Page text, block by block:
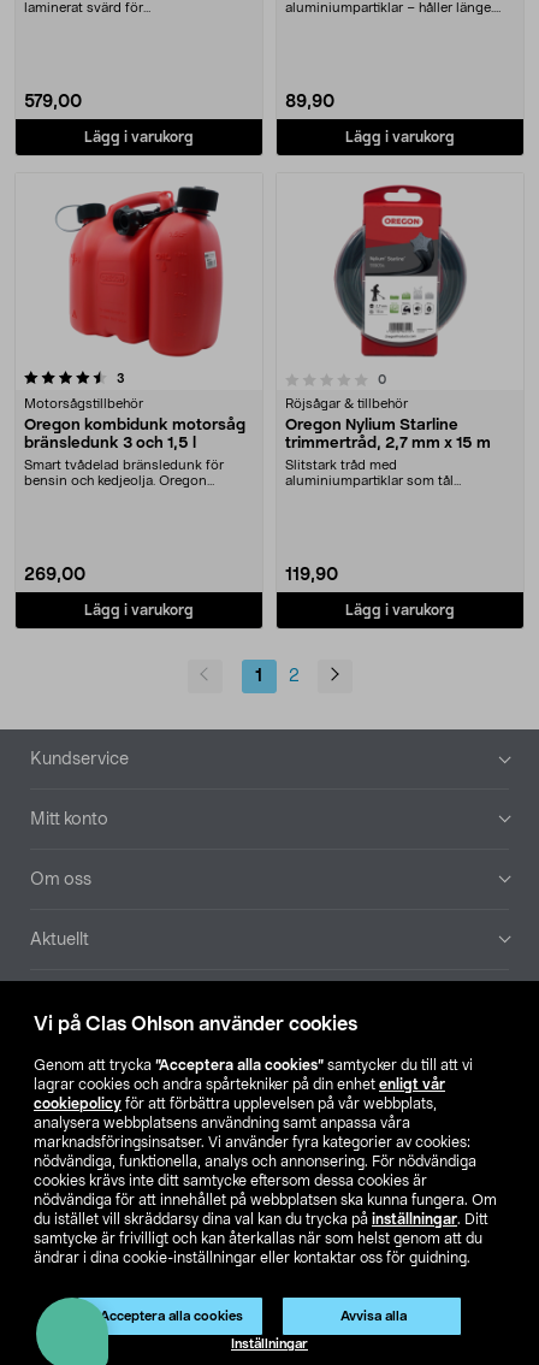
Vi på Clas Ohlson använder cookies
Genom att trycka ”Acceptera alla cookies” samtycker du till att vi
lagrar cookies och andra spårtekniker på din enhet enligt vår
cookiepolicy för att förbättra upplevelsen på vår webbplats,
analysera webbplatsens användning samt anpassa våra
marknadsföringsinsatser. Vi använder fyra kategorier av cookies:
nödvändiga, funktionella, analys och annonsering. För nödvändiga
cookies krävs inte ditt samtycke eftersom dessa cookies är
nödvändiga för att innehållet på webbplatsen ska kunna fungera. Om
du istället vill skräddarsy dina val kan du trycka på inställningar. Ditt
samtycke är frivilligt och kan återkallas när som helst genom att du
ändrar i dina cookie-inställningar eller kontaktar oss för guidning.
Acceptera alla cookies Avvisa alla
Inställningar
laminerat svärd för
579,00
Lägg i varukorg
aluminiumpartiklar – håller länge.
89,90
Lägg i varukorg
3
Motorsågstillbehör
Oregon kombidunk motorsåg
bränsledunk 3 och 1,5 l
Smart tvådelad bränsledunk för
bensin och kedjeolja. Oregon
269,00
Lägg i varukorg
0.0 av 5 stjärnor 0recensioner
Röjsågar & tillbehör
Oregon Nylium Starline
trimmertråd, 2,7 mm x 15 m
Slitstark tråd med
aluminiumpartiklar som tål
119,90
Lägg i varukorg
1 2
Sidfot
Kundservice
Mitt konto
Om oss
Aktuellt
Hitta butik
SE NO FI
Ändra till priser exklusive moms